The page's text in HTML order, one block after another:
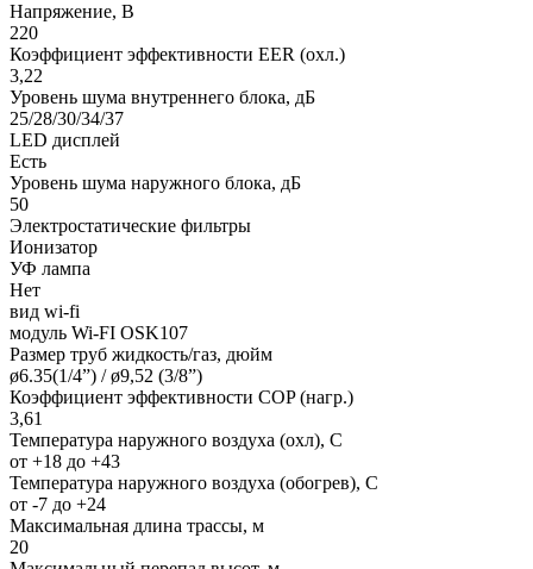
Напряжение, В
220
Коэффициент эффективности EER (охл.)
3,22
Уровень шума внутреннего блока, дБ
25/28/30/34/37
LED дисплей
Есть
Уровень шума наружного блока, дБ
50
Электростатические фильтры
Ионизатор
УФ лампа
Нет
вид wi-fi
модуль Wi-FI OSK107
Размер труб жидкость/газ, дюйм
ø6.35(1/4”) / ø9,52 (3/8”)
Коэффициент эффективности COP (нагр.)
3,61
Температура наружного воздуха (охл), С
от +18 до +43
Температура наружного воздуха (обогрев), С
от -7 до +24
Максимальная длина трассы, м
20